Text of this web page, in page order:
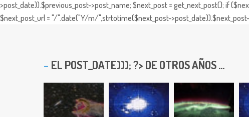
>post_date)).$previous_post->post_name; $next_post = get_next_post(); if
$next_post_url = "/".date("Y/m/",strtotime($next_post-
EL POST_DATE))); ?> DE OTROS AÑOS ...